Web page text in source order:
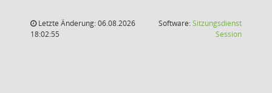
Letzte Änderung: 06.08.2026
18:02:55
Software:Sitzungsdienst
Session(Wird in